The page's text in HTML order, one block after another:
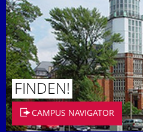
FINDEN!
CAMPUS NAVIGATOR